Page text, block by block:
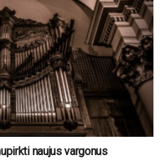
naujus vargonus